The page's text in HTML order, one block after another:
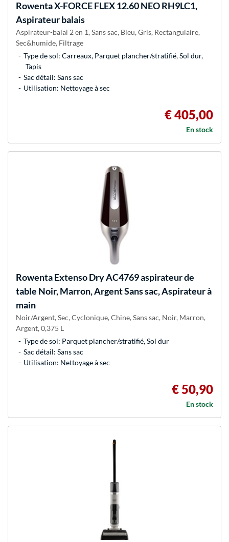
RowentaX-FORCE FLEX 12.60 NEO RH9LC1,
Aspirateur balais
Aspirateur-balai 2 en 1, Sans sac, Bleu, Gris, Rectangulaire,
Sec&humide, Filtrage
Type de sol: Carreaux, Parquet plancher/stratifié, Sol dur,
Tapis
Sac détail: Sans sac
Utilisation: Nettoyage à sec
€ 405,00
En stock
RowentaExtenso Dry AC4769 aspirateur de
table Noir, Marron, Argent Sans sac, Aspirateur à
main
Noir/Argent, Sec, Cyclonique, Chine, Sans sac, Noir, Marron,
Argent, 0,375 L
Type de sol: Parquet plancher/stratifié, Sol dur
Sac détail: Sans sac
Utilisation: Nettoyage à sec
€ 50,90
En stock